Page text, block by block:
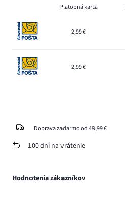
Platobná karta
2,99 €
2,99 €
Doprava zadarmo od 49,99 €
100 dní na vrátenie
Hodnotenia zákazníkov